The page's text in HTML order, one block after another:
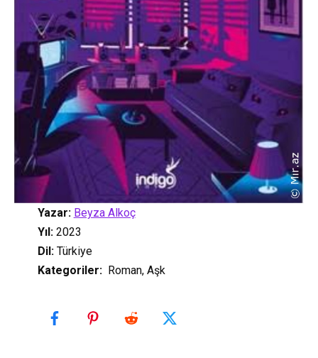
Yazar: Beyza Alkoç
Yıl:2023
Dil:Türkiye
Kategoriler:Roman, Aşk